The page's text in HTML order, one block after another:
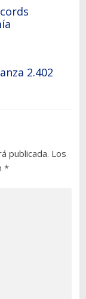
2.402
publicada. Los
*